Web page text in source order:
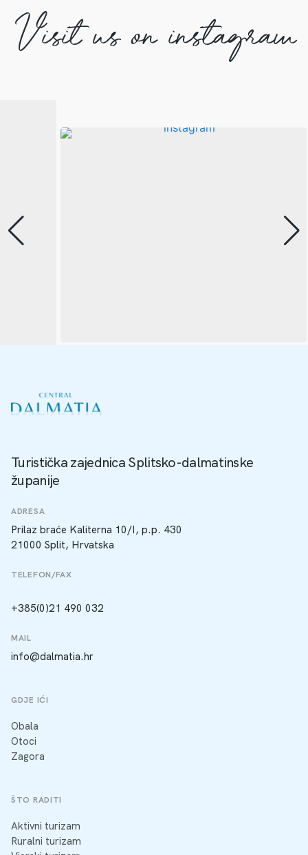
Visit us on instagram
Turistička zajednica Splitsko-dalmatinske
županije
ADRESA
Prilaz braće Kaliterna 10/I, p.p. 430
21000 Split, Hrvatska
TELEFON/FAX
+385(0)21 490 032
MAIL
info@dalmatia.hr
GDJE IĆI
Obala
Otoci
Zagora
ŠTO RADITI
Aktivni turizam
Ruralni turizam